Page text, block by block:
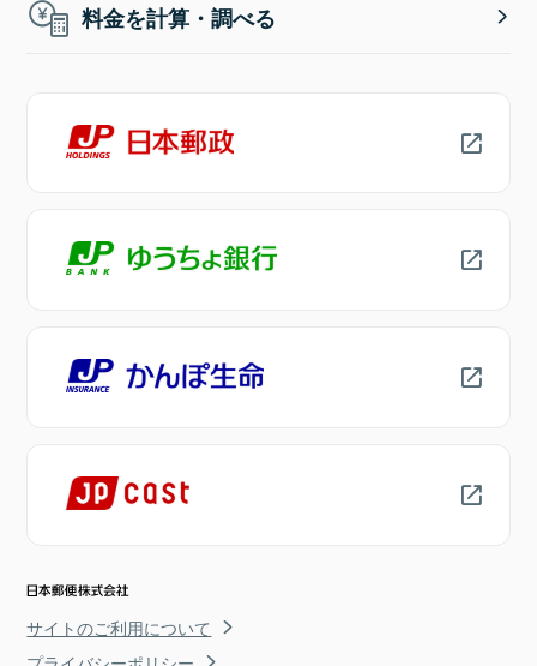
料金を計算・調べる
サイトのご利用について